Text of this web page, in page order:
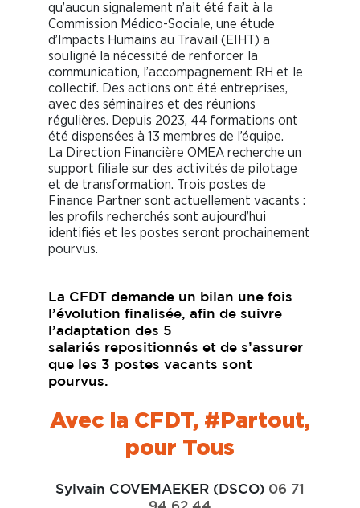
qu’aucun signalement n’ait été fait à la
Commission Médico-Sociale, une étude
d’Impacts Humains au Travail (EIHT) a
souligné la nécessité de renforcer la
communication, l’accompagnement RH et le
collectif. Des actions ont été entreprises,
avec des séminaires et des réunions
régulières. Depuis 2023, 44 formations ont
été dispensées à 13 membres de l’équipe.
La Direction Financière OMEA recherche un
support filiale sur des activités de pilotage
et de transformation. Trois postes de
Finance Partner sont actuellement vacants :
les profils recherchés sont aujourd’hui
identifiés et les postes seront prochainement
pourvus.
La CFDT demande un bilan une fois
l’évolution finalisée, afin de suivre
l’adaptation des 5
salariés repositionnés et de s’assurer
que les 3 postes vacants sont
pourvus.
Avec la CFDT, #Partout,
pour Tous
Sylvain COVEMAEKER (DSCO) 06 71